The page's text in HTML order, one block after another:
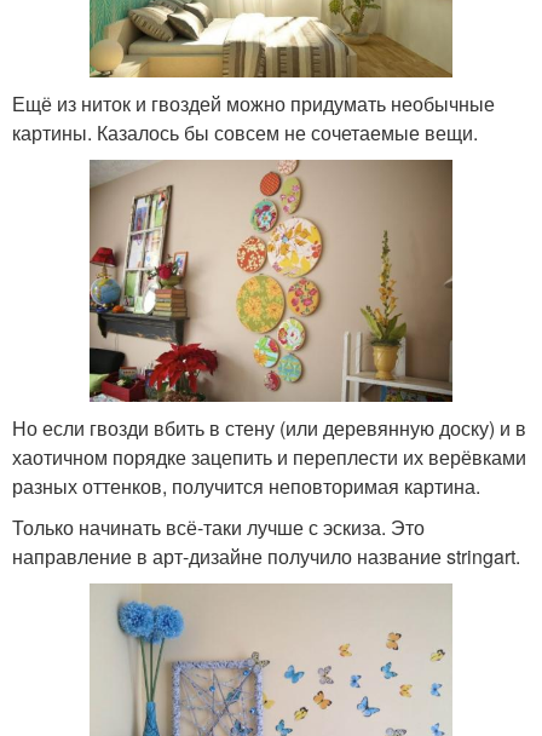
Ещё из ниток и гвоздей можно придумать необычные
картины. Казалось бы совсем не сочетаемые вещи.
Но если гвозди вбить в стену (или деревянную доску) и в
хаотичном порядке зацепить и переплести их верёвками
разных оттенков, получится неповторимая картина.
Только начинать всё-таки лучше с эскиза. Это
направление в арт-дизайне получило название stringart.